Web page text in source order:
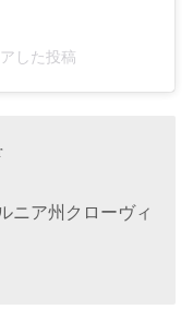
した投稿
ニア州クローヴィ